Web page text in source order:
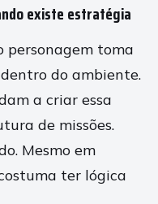
existe estratégia
personagem toma
do ambiente.
a criar essa
de missões.
Mesmo em
ter lógica